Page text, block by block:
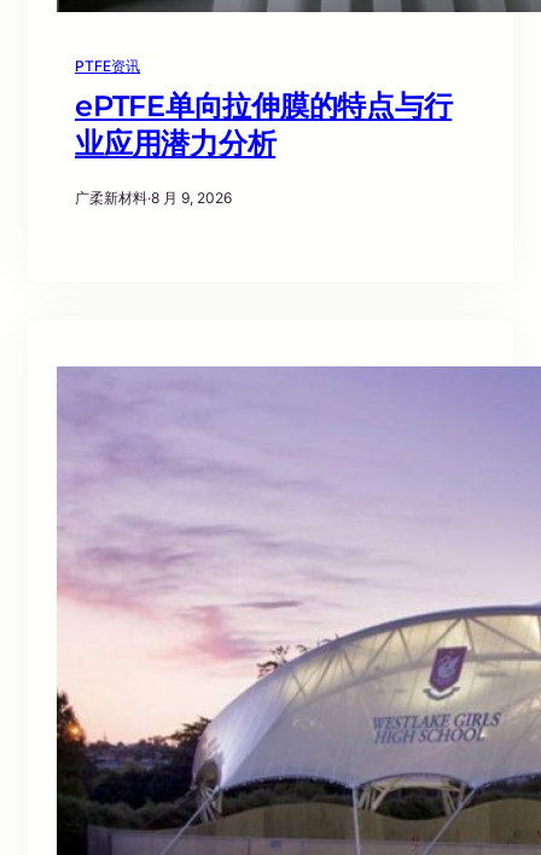
PTFE资讯
ePTFE单向拉伸膜的特点与行
业应用潜力分析
广柔新材料·8 月 9, 2026